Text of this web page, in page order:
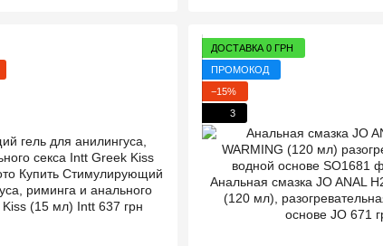
ДОСТАВКА 0 ГРН
ПРОМОКОД
−15%
3